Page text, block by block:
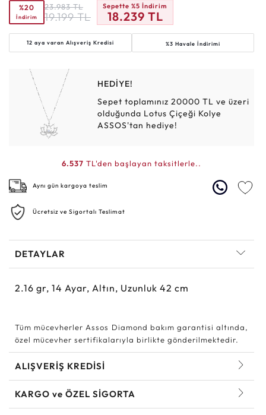
%20
İndirim
23.983 TL
19.199 TL
Sepette %5 İndirim
18.239 TL
12 aya varan Alışveriş Kredisi %3 Havale İndirimi
HEDİYE!
Sepet toplamınız 20000 TL ve üzeri
olduğunda Lotus Çiçeği Kolye
ASSOS'tan hediye!
6.537 TL'den başlayan taksitlerle..
Aynı gün kargoya teslim
Ücretsiz ve Sigortalı Teslimat
DETAYLAR
2.16 gr, 14 Ayar, Altın, Uzunluk 42 cm
Tüm mücevherler Assos Diamond bakım garantisi altında,
özel mücevher sertifikalarıyla birlikte gönderilmektedir.
ALIŞVERİŞ KREDİSİ
KARGO ve ÖZEL SİGORTA